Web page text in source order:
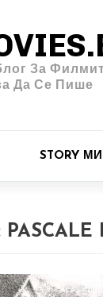
За
Да Се Пише
STORY
PASCALE